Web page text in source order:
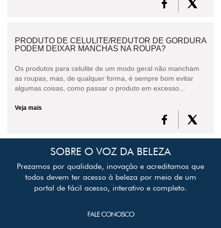
PRODUTO DE CELULITE/REDUTOR DE GORDURA
PODEM DEIXAR MANCHAS NA ROUPA?
Os produtos para celulite de um modo geral não mancham
as roupas, mas, de qualquer forma, é sempre bom evitar
algumas coisas, como passar o produto em excesso...
Veja mais
SOBRE O VOZ DA BELEZA
Prezamos por qualidade, inovação e acreditamos que
todos devem ter acesso à beleza por meio de um
portal de fácil acesso, interativo e completo.
FALE CONOSCO